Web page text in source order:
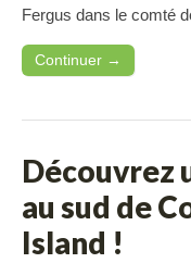
Fergus dans le comté
Continuer →
Découvrez
au sud de
Island !